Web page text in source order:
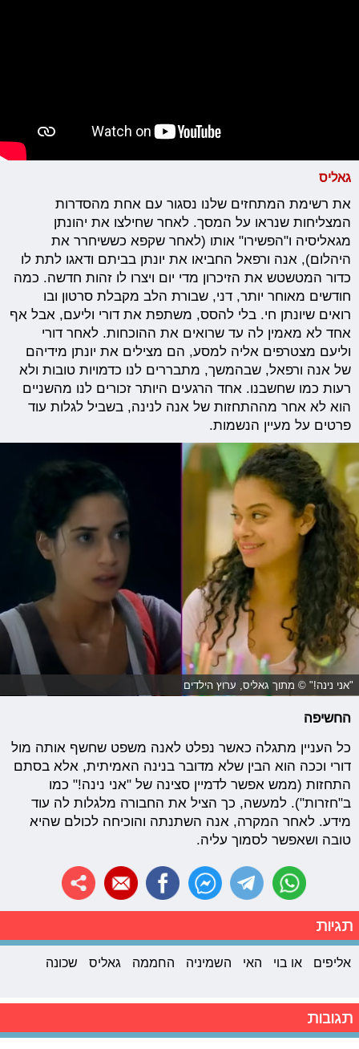
גאליס
את רשימת המתחזים שלנו נסגור עם אחת מהסדרות
המצליחות שנראו על המסך. לאחר שחילצו את יהונתן
מגאליסיה ו"הפשירו" אותו (לאחר שקפא כששיחרר את
היהלום), אנה ורפאל החביאו את יונתן בביתם ודאגו לתת לו
כדור המטשטש את הזיכרון מדי יום ויצרו לו זהות חדשה. כמה
חודשים מאוחר יותר, דני, שבורת הלב מקבלת סרטון ובו
רואים שיונתן חי. בלי להסס, משתפת את דורי וליעם, אבל אף
אחד לא מאמין לה עד שרואים את ההוכחות. לאחר דורי
וליעם מצטרפים אליה למסע, הם מצילים את יונתן מידיהם
של אנה ורפאל, שבהמשך, מתבררים לנו כדמויות טובות ולא
רעות כמו שחשבנו. אחד הרגעים היותר זכורים לנו מהשניים
הוא לא אחר מההתחזות של אנה לנינה, בשביל לגלות עוד
פרטים על מעיין הנשמות.
"אני נינה!" © מתוך גאליס, ערוץ הילדים
החשיפה
כל העניין מתגלה כאשר נפלט לאנה משפט שחשף אותה מול
דורי וככה הוא הבין שלא מדובר בנינה האמיתית, אלא בסתם
התחזות (ממש אפשר לדמיין סצינה של "אני נינה!" כמו
ב"חזרות"). למעשה, כך הציל את החבורה מלגלות לה עוד
מידע. לאחר המקרה, אנה השתנתה והוכיחה לכולם שהיא
טובה ושאפשר לסמוך עליה.
תגיות
אליפים או בוי האי השמיניה החממה גאליס שכונה
תגובות